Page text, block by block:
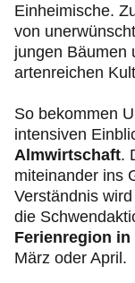
Einheimische.
von
jungen Bäumen
artenreichen
So bekommen
intensiven
Almwirtschaft.
miteinander ins
Verständnis
die
Ferienregion in
März oder April.